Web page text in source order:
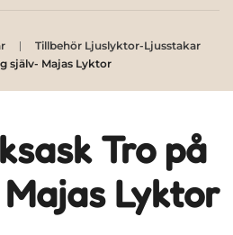
Tillbehör Ljuslyktor-Ljusstakar
själv- Majas Lyktor
Tro på
Lyktor